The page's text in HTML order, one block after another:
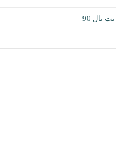
بت بال 90